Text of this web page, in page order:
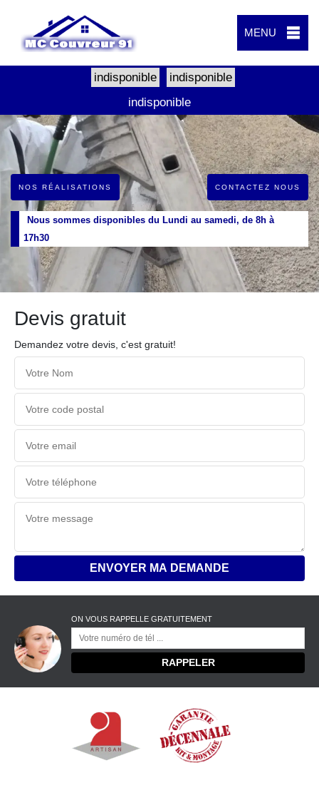
MENU
indisponible
indisponible
indisponible
NOS RÉALISATIONS CONTACTEZ NOUS
Nous sommes disponibles du Lundi au samedi, de 8h à
17h30
Devis gratuit
Demandez votre devis, c'est gratuit!
ON VOUS RAPPELLE GRATUITEMENT